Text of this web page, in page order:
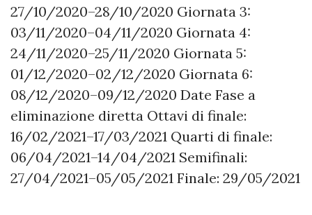
27/10/2020–28/10/2020 Giornata 3:
03/11/2020–04/11/2020 Giornata 4:
24/11/2020–25/11/2020 Giornata 5:
01/12/2020–02/12/2020 Giornata 6:
08/12/2020–09/12/2020 Date Fase a
eliminazione diretta Ottavi di finale:
16/02/2021–17/03/2021 Quarti di finale:
06/04/2021–14/04/2021 Semifinali:
27/04/2021–05/05/2021 Finale: 29/05/2021